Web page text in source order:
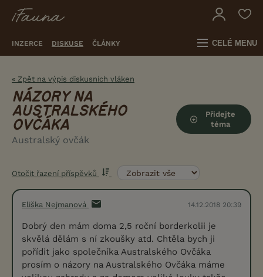
INZERCE DISKUSE ČLÁNKY CELÉ MENU
« Zpět na výpis diskusních vláken
NÁZORY NA
AUSTRALSKÉHO
OVČÁKA
Australský ovčák
Přidejte
téma
Otočit řazení příspěvků
Eliška Nejmanová 14.12.2018 20:39
Dobrý den mám doma 2,5 roční borderkolii je
skvělá dělám s ní zkoušky atd. Chtěla bych ji
pořídit jako společníka Australského Ovčáka
prosím o názory na Australského Ovčáka máme